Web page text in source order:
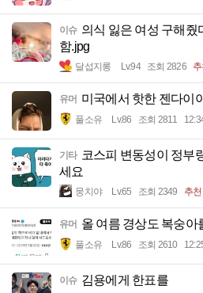
이슈 의식 잃은 여성 구해줬
함.jpg
달섭지롱 Lv.94 조회 2826
유머 미국에서 핫한 젠다이
풀소유 Lv.86 조회 2811
기타 코스피 변동성이 정부
세요
뭉치야 Lv.65 조회 2349 추
유머 올 여름 경상도 복숭아
풀소유 Lv.86 조회 2610
이슈 김용에게 한표를